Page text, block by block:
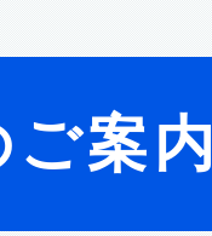
案内